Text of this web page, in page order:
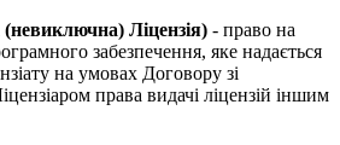
(невиключна) Ліцензія) - право на
забезпечення, яке надається
на умовах Договору зі
права видачі ліцензій іншим